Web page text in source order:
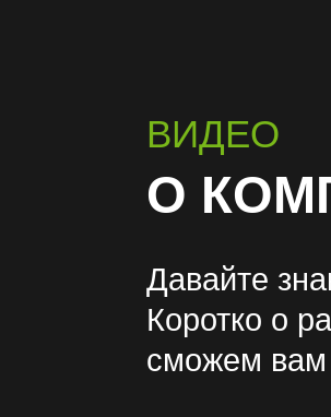
Давайте
Коротко о
сможем вам
О
ВИДЕО